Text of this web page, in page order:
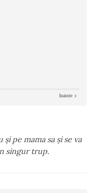
Inainte
şi pe mama sa şi se va
singur trup.